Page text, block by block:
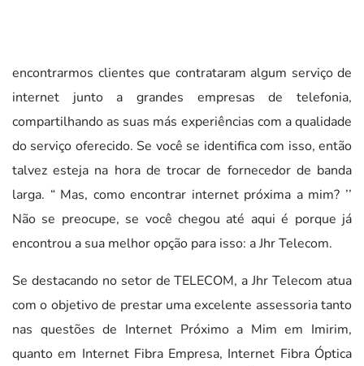
encontrarmos clientes que contrataram algum serviço de
internet junto a grandes empresas de telefonia,
compartilhando as suas más experiências com a qualidade
do serviço oferecido. Se você se identifica com isso, então
talvez esteja na hora de trocar de fornecedor de banda
larga. “ Mas, como encontrar internet próxima a mim? ’’
Não se preocupe, se você chegou até aqui é porque já
encontrou a sua melhor opção para isso: a Jhr Telecom.
Se destacando no setor de TELECOM, a Jhr Telecom atua
com o objetivo de prestar uma excelente assessoria tanto
nas questões de Internet Próximo a Mim em Imirim,
quanto em Internet Fibra Empresa, Internet Fibra Óptica